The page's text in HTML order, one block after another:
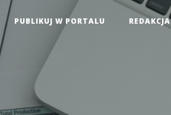
PUBLIKUJ W PORTALU REDAKCJA